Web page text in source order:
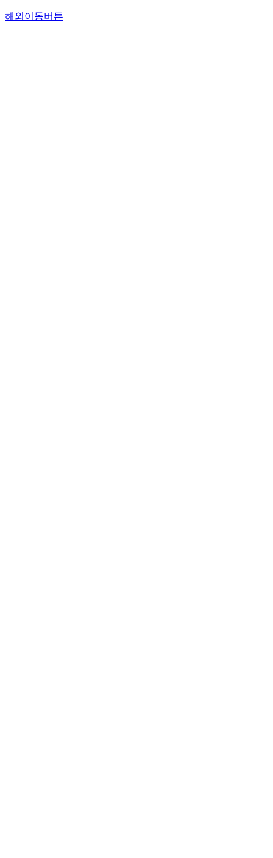
해외이동버튼